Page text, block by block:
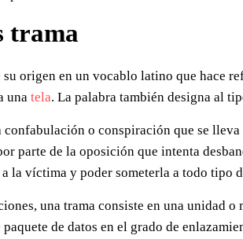
trama
origen en un vocablo latino que hace
una tela. La palabra también designa al
confabulación o conspiración que se
parte de la oposición que intenta
la víctima y poder someterla a todo tipo
una trama consiste en una unidad
de datos en el grado de